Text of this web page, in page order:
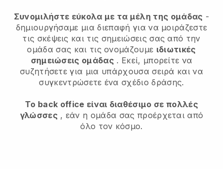
Συνομιλήστε εύκολα με τα μέλη της ομάδας -
δημιουργήσαμε μια διεπαφή για να μοιράζεστε
τις σκέψεις και τις σημειώσεις σας από την
ομάδα σας και τις ονομάζουμε ιδιωτικές
σημειώσεις ομάδας . Εκεί, μπορείτε να
συζητήσετε για μια υπάρχουσα σειρά και να
συγκεντρώσετε ένα σχέδιο δράσης.
Το back office είναι διαθέσιμο σε πολλές
γλώσσες , εάν η ομάδα σας προέρχεται από
όλο τον κόσμο.